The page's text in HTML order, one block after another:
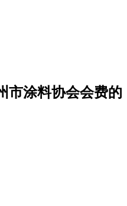
市涂料协会会费的